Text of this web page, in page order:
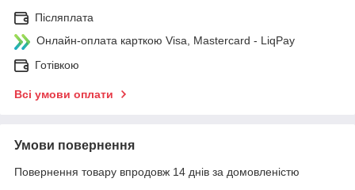
Післяплата
Онлайн-оплата карткою Visa, Mastercard - LiqPay
Готівкою
Всі умови оплати
Умови повернення
Повернення товару впродовж 14 днів за домовленістю